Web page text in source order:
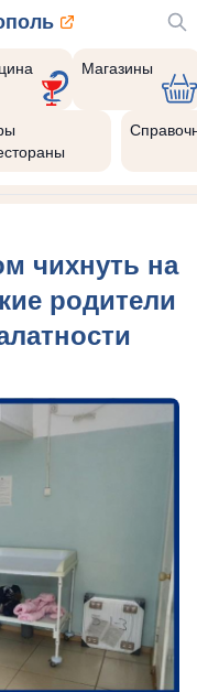
Магазины
чихнуть на
родители